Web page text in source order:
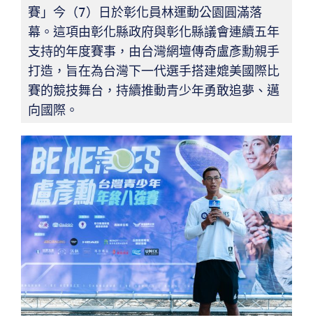
賽」今（7）日於彰化員林運動公園圓滿落
幕。這項由彰化縣政府與彰化縣議會連續五年
支持的年度賽事，由台灣網壇傳奇盧彥勳親手
打造，旨在為台灣下一代選手搭建媲美國際比
賽的競技舞台，持續推動青少年勇敢追夢、邁
向國際。